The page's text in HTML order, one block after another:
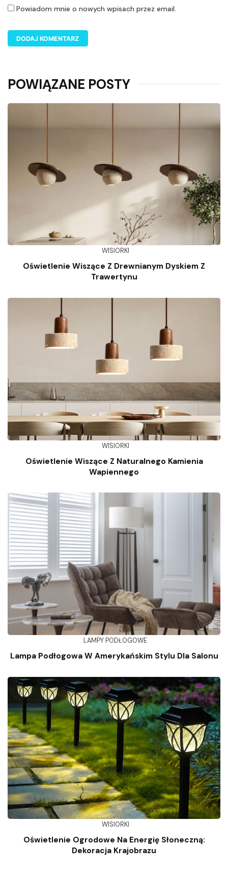
Powiadom mnie o nowych wpisach przez email.
POWIĄZANE POSTY
WISIORKI
Oświetlenie Wiszące Z Drewnianym Dyskiem Z
Trawertynu
WISIORKI
Oświetlenie Wiszące Z Naturalnego Kamienia
Wapiennego
LAMPY PODŁOGOWE
Lampa Podłogowa W Amerykańskim Stylu Dla Salonu
WISIORKI
Oświetlenie Ogrodowe Na Energię Słoneczną:
Dekoracja Krajobrazu